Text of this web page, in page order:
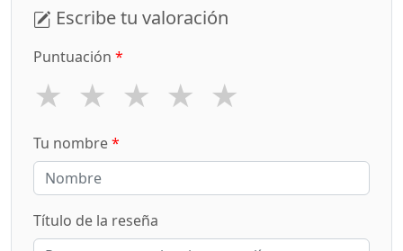
Escribe tu valoración
Puntuación *
★ ★ ★ ★ ★
Tu nombre*
Título de la reseña